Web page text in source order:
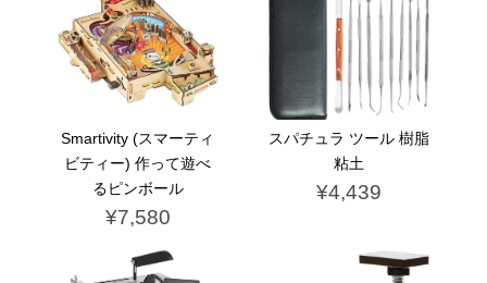
Smartivity (スマーティ
ビティー) 作って遊べ
るピンボール
¥7,580
スパチュラ ツール 樹脂
粘土
¥4,439